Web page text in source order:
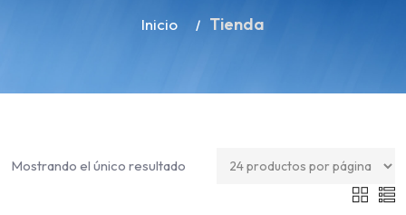
Inicio Tienda
Mostrando el único resultado